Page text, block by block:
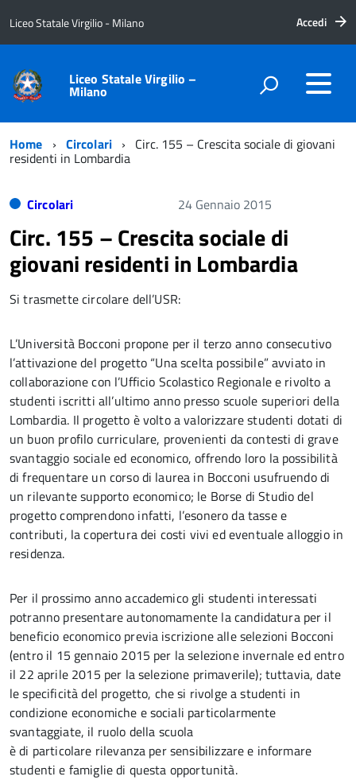
Liceo Statale Virgilio - Milano Accedi
Liceo Statale Virgilio –
Milano
Home Circolari Circ. 155 – Crescita sociale di giovani
residenti in Lombardia
Circolari 24 Gennaio 2015
Circ. 155 – Crescita sociale di
giovani residenti in Lombardia
Si trasmette circolare dell’USR:
L’Università Bocconi propone per il terzo anno consecutivo
l’attivazione del progetto “Una scelta possibile” avviato in
collaborazione con l’Ufficio Scolastico Regionale e rivolto a
studenti iscritti all’ultimo anno presso scuole superiori della
Lombardia. Il progetto è volto a valorizzare studenti dotati di
un buon profilo curriculare, provenienti da contesti di grave
svantaggio sociale ed economico, offrendo loro la possibilità
di frequentare un corso di laurea in Bocconi usufruendo di
un rilevante supporto economico; le Borse di Studio del
progetto comprendono infatti, l’esonero da tasse e
contributi, la copertura dei costi vivi ed eventuale alloggio in
residenza.
Per il prossimo anno accademico gli studenti interessati
potranno presentare autonomamente la candidatura per il
beneficio economico previa iscrizione alle selezioni Bocconi
(entro il 15 gennaio 2015 per la selezione invernale ed entro
il 22 aprile 2015 per la selezione primaverile); tuttavia, date
le specificità del progetto, che si rivolge a studenti in
condizione economiche e sociali particolarmente
svantaggiate, il ruolo della scuola
è di particolare rilevanza per sensibilizzare e informare
studenti e famiglie di questa opportunità.